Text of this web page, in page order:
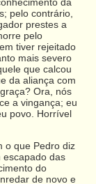
pelo contrário,
prestes a
pelo
tiver rejeitado
mais severo
que calcou
da aliança com
Ora, nós
a vingança; eu
povo. Horrível
o que Pedro diz
escapado das
do
de novo e